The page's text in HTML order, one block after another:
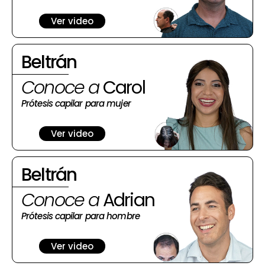
Ver video
Beltrán
Conoce aCarol
Prótesis capilar para mujer
Ver video
Beltrán
Conoce aAdrian
Prótesis capilar para hombre
Ver video